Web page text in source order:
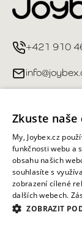
+421 910
Můj účet
Všechna
Zkuste naše
My, Joybex.cz
funkčnosti webu a
obsahu našich
souhlasíte s
zobrazení cílené
dalších webech.
ZOBRAZIT